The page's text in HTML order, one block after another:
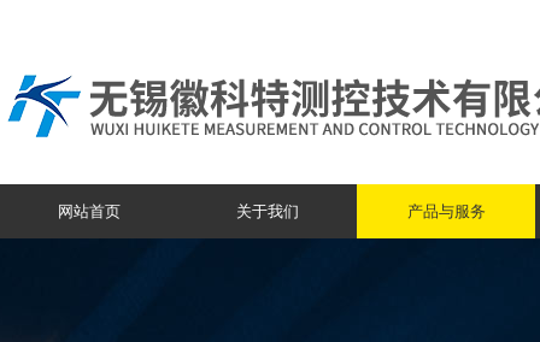
网站首页 关于我们 产品与服务